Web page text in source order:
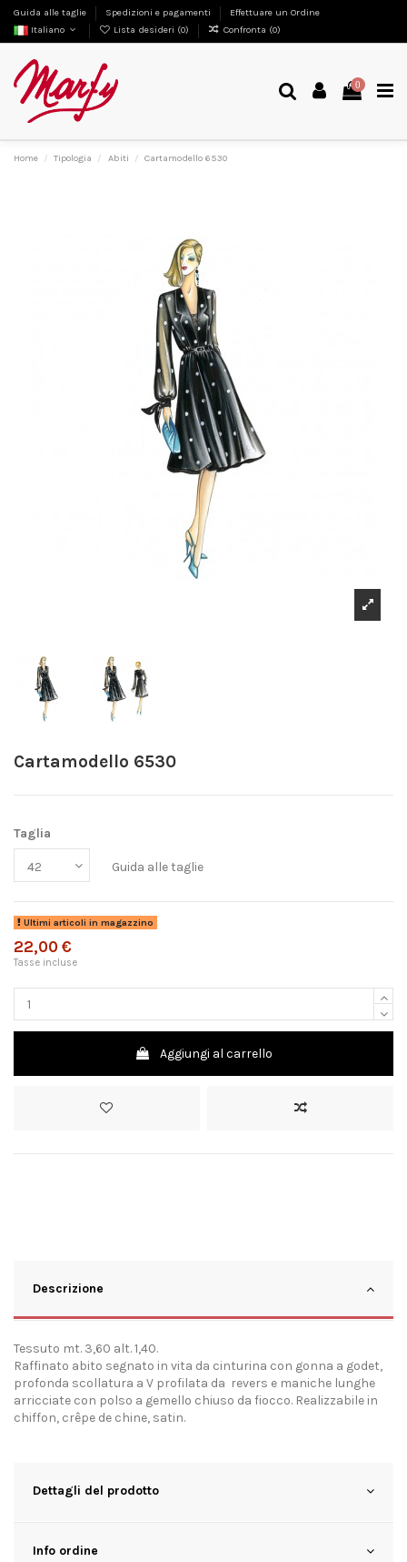
Guida alle taglie Spedizioni e pagamenti
Effettuare un Ordine
Italiano
Lista desideri (0) Confronta (0)
0
Home Tipologia Abiti Cartamodello 6530
Cartamodello 6530
Taglia
Guida alle taglie
Ultimi articoli in magazzino
22,00 €
Tasse incluse
Aggiungi al carrello
Descrizione
Tessuto mt. 3,60 alt. 1,40.
Raffinato abito segnato in vita da cinturina con gonna a godet,
profonda scollatura a V profilata da revers e maniche lunghe
arricciate con polso a gemello chiuso da fiocco. Realizzabile in
chiffon, crêpe de chine, satin.
Dettagli del prodotto
Info ordine